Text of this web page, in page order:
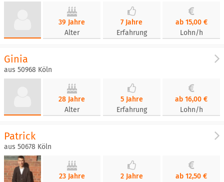
39 Jahre
Alter
7 Jahre
Erfahrung
ab 15,00 €
Lohn/h
Ginia
aus 50968 Köln
28 Jahre
Alter
5 Jahre
Erfahrung
ab 16,00 €
Lohn/h
Patrick
aus 50678 Köln
23 Jahre
2 Jahre
ab 12,50 €